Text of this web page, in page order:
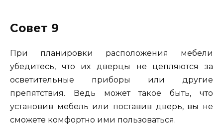
Совет 9
При планировки расположения мебели
убедитесь, что их дверцы не цепляются за
осветительные приборы или другие
препятствия. Ведь может такое быть, что
установив мебель или поставив дверь, вы не
сможете комфортно ими пользоваться.